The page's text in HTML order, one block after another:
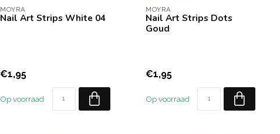
MOYRA
Nail Art Strips White 04
€1,95
Op voorraad
MOYRA
Nail Art Strips Dots
Goud
€1,95
Op voorraad